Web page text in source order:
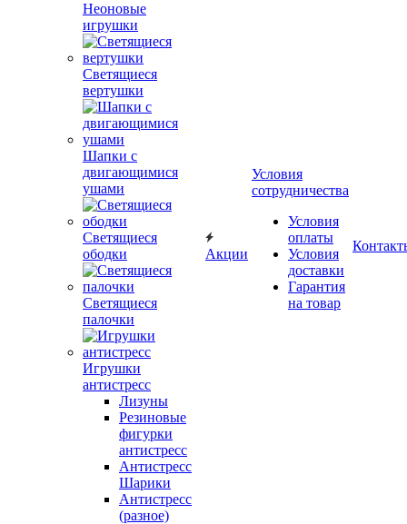
Неоновые
игрушки
Светящиеся
вертушки
Шапки с
двигающимися
ушами
Светящиеся
ободки
Светящиеся
палочки
Игрушки
антистресс
Лизуны
Резиновые
фигурки
антистресс
Антистресс
Шарики
Антистресс
(разное)
Акции
Условия
сотрудничества
Условия
оплаты
Условия
доставки
Гарантия
на товар